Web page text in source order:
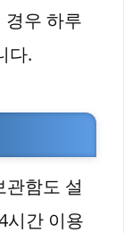
경우 하루
다.
함도 설
시간 이용